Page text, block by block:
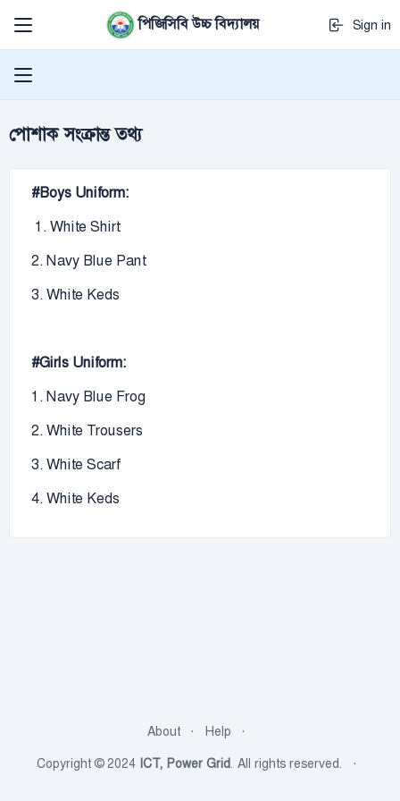
পিজিসিবি উচ্চ বিদ্যালয় Sign in
পোশাক সংক্রান্ত তথ্য
#Boys Uniform:
1. White Shirt
2. Navy Blue Pant
3. White Keds
#Girls Uniform:
1. Navy Blue Frog
2. White Trousers
3. White Scarf
4. White Keds
About
Help
Copyright © 2024 ICT, Power Grid. All rights reserved.